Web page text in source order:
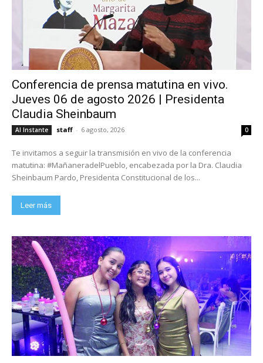
Conferencia de prensa matutina en vivo.
Jueves 06 de agosto 2026 | Presidenta
Claudia Sheinbaum
Al Instante staff - 6 agosto, 2026 0
Te invitamos a seguir la transmisión en vivo de la conferencia
matutina: #MañaneradelPueblo, encabezada por la Dra. Claudia
Sheinbaum Pardo, Presidenta Constitucional de los...
Leer más